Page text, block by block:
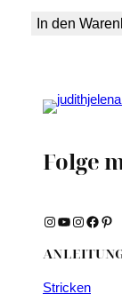
In den
Folge
Instagram YouTube Instagram Facebook Pinterest
Stricken